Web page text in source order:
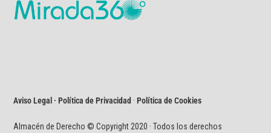
Aviso Legal · Política de Privacidad ·Política de Cookies
Almacén de Derecho © Copyright 2020 · Todos los derechos